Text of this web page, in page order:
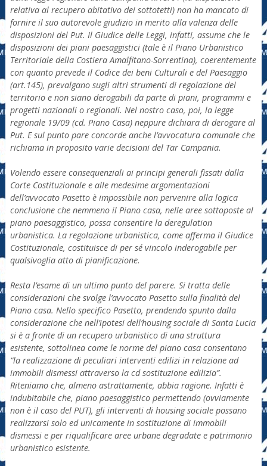
relativa al recupero abitativo dei sottotetti) non ha mancato di
fornire il suo autorevole giudizio in merito alla valenza delle
disposizioni del Put. Il Giudice delle Leggi, infatti, assume che le
disposizioni dei piani paesaggistici (tale è il Piano Urbanistico
Territoriale della Costiera Amalfitano-Sorrentina), coerentemente
con quanto prevede il Codice dei beni Culturali e del Paesaggio
(art.145), prevalgano sugli altri strumenti di regolazione del
territorio e non siano derogabili da parte di piani, programmi e
progetti nazionali o regionali. Nel nostro caso, poi, la legge
regionale 19/09 (cd. Piano Casa) neppure dichiara di derogare al
Put. E sul punto pare concorde anche l’avvocatura comunale che
richiama in proposito varie decisioni del Tar Campania.
Volendo essere consequenziali ai principi generali fissati dalla
Corte Costituzionale e alle medesime argomentazioni
dell’avvocato Pasetto è impossibile non pervenire alla logica
conclusione che nemmeno il Piano casa, nelle aree sottoposte al
piano paesaggistico, possa consentire la deregulation
urbanistica. La regolazione urbanistica, come afferma il Giudice
Costituzionale, costituisce di per sé vincolo inderogabile per
qualsivoglia atto di pianificazione.
Resta l’esame di un ultimo punto del parere. Si tratta delle
considerazioni che svolge l’avvocato Pasetto sulla finalità del
Piano casa. Nello specifico Pasetto, prendendo spunto dalla
considerazione che nell’ipotesi dell’housing sociale di Santa Lucia
si è a fronte di un recupero urbanistico di una struttura
esistente, sottolinea come le norme del piano casa consentano
“la realizzazione di peculiari interventi edilizi in relazione ad
immobili dismessi attraverso la cd sostituzione edilizia”.
Riteniamo che, almeno astrattamente, abbia ragione. Infatti è
indubitabile che, piano paesaggistico permettendo (ovviamente
non è il caso del PUT), gli interventi di housing sociale possano
realizzarsi solo ed unicamente in sostituzione di immobili
dismessi e per riqualificare aree urbane degradate e patrimonio
urbanistico esistente.